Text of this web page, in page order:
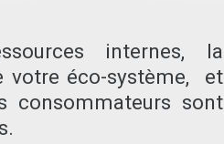
internes, la
votre éco-système, et
consommateurs sont